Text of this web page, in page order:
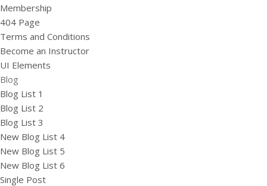
Membership
404 Page
Terms and Conditions
Become an Instructor
UI Elements
Blog
Blog List 1
Blog List 2
Blog List 3
New Blog List 4
New Blog List 5
New Blog List 6
Single Post